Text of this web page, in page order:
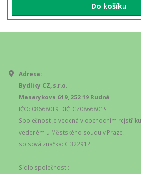
Do košíku
Adresa:
Bydliky CZ, s.r.o.
Masarykova 619, 252 19 Rudná
IČO: 08668019 DIČ: CZ08668019
Společnost je vedená v obchodním rejstříku
vedeném u Městského soudu v Praze,
spisová značka: C 322912
Sídlo společnosti: